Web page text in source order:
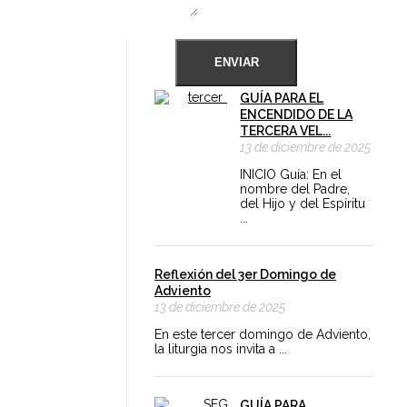
GUÍA PARA EL
ENCENDIDO DE LA
TERCERA VEL...
13 de diciembre de 2025
INICIO Guía: En el
nombre del Padre,
del Hijo y del Espíritu
Reflexión del 3er Domingo de
Adviento
13 de diciembre de 2025
En este tercer domingo de Adviento,
la liturgia nos invita a ...